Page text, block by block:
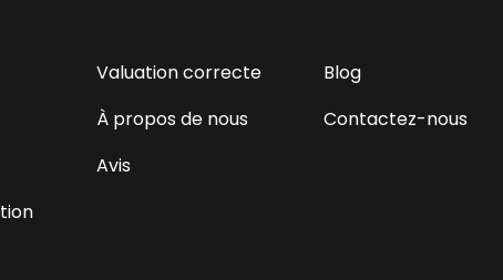
Valuation correcte
À propos de nous
Avis
Blog
Contactez-nous